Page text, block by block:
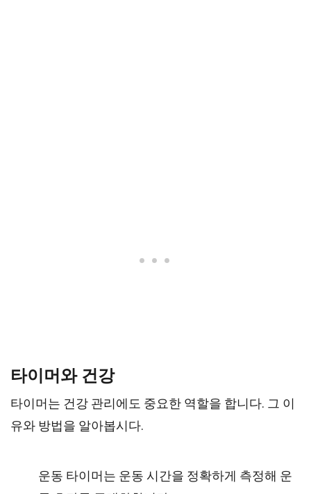
타이머와 건강
타이머는 건강 관리에도 중요한 역할을 합니다. 그 이
유와 방법을 알아봅시다.
운동 타이머는 운동 시간을 정확하게 측정해 운